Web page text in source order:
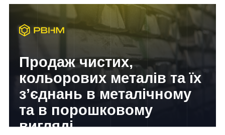
Продаж чистих,
кольорових металів та їх
з’єднань в металічному
та в порошковому
вигляді